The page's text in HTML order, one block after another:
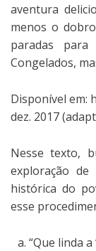
aventura
menos o
paradas
Congelados,
Disponível em:
dez. 2017
Nesse texto,
exploração
histórica do
esse
“Que linda